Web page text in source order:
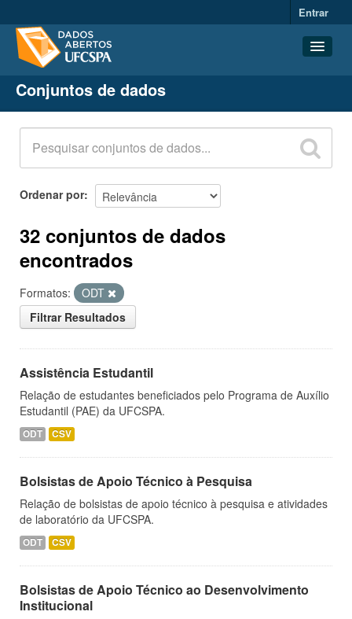
Entrar
Conjuntos de dados
Organizações
Grupos
Sobre
Conjuntos de dados
Ordenar por
32 conjuntos de dados
encontrados
Formatos:
ODT
Filtrar Resultados
Assistência Estudantil
Relação de estudantes beneficiados pelo Programa de Auxílio
Estudantil (PAE) da UFCSPA.
ODT CSV
Bolsistas de Apoio Técnico à Pesquisa
Relação de bolsistas de apoio técnico à pesquisa e atividades
de laboratório da UFCSPA.
ODT CSV
Bolsistas de Apoio Técnico ao Desenvolvimento
Institucional